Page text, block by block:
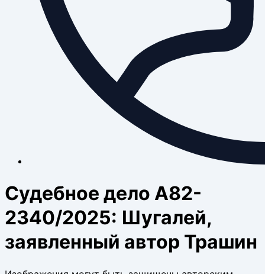
Судебное дело А82-
2340/2025: Шугалей,
заявленный автор Трашин